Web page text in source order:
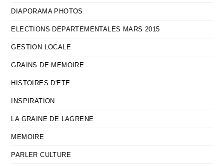
DIAPORAMA PHOTOS
ELECTIONS DEPARTEMENTALES MARS 2015
GESTION LOCALE
GRAINS DE MEMOIRE
HISTOIRES D'ETE
INSPIRATION
LA GRAINE DE LAGRENE
MEMOIRE
PARLER CULTURE